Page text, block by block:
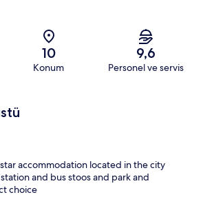
10
Konum
9,6
Personel ve servis
accommodation located in the city
and bus stoos and park and
choice